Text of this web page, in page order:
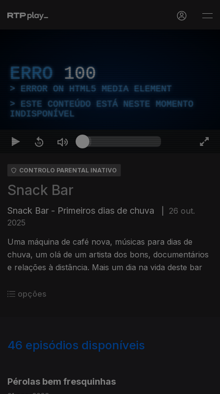
ERRO 100
ERROR ON HTML5 MEDIA ELEMENT
ESTE CONTEÚDO ESTÁ NESTE MOMENTO
INDISPONÍVEL
CONTROLO PARENTAL INATIVO
Snack Bar
Snack Bar - Primeiros dias de chuva
26 out.
2025
Uma máquina de café nova, músicas para dias de
chuva, um olá de um artista dos bons, documentários
e relações à distância. Mais um dia na vida deste bar
opções
46 episódios disponíveis
Pérolas bem fresquinhas